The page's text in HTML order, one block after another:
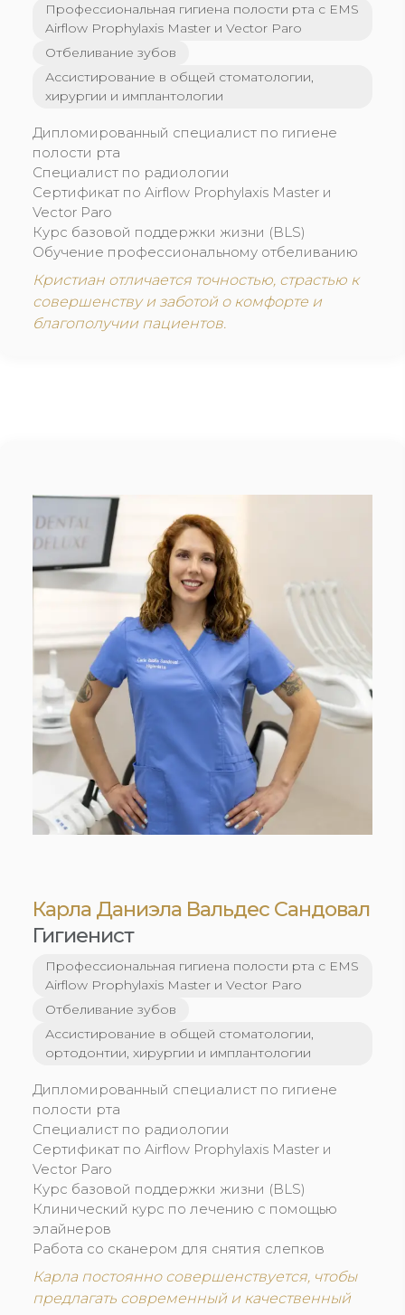
Профессиональная гигиена полости рта с EMS
Airflow Prophylaxis Master и Vector Paro
Отбеливание зубов
Ассистирование в общей стоматологии,
хирургии и имплантологии
Дипломированный специалист по гигиене
полости рта
Специалист по радиологии
Сертификат по Airflow Prophylaxis Master и
Vector Paro
Курс базовой поддержки жизни (BLS)
Обучение профессиональному отбеливанию
Кристиан отличается точностью, страстью к
совершенству и заботой о комфорте и
благополучии пациентов.
Карла Даниэла Вальдеc Сандовал
Гигиенист
Профессиональная гигиена полости рта с EMS
Airflow Prophylaxis Master и Vector Paro
Отбеливание зубов
Ассистирование в общей стоматологии,
ортодонтии, хирургии и имплантологии
Дипломированный специалист по гигиене
полости рта
Специалист по радиологии
Сертификат по Airflow Prophylaxis Master и
Vector Paro
Курс базовой поддержки жизни (BLS)
Клинический курс по лечению с помощью
элайнеров
Работа со сканером для снятия слепков
Карла постоянно совершенствуется, чтобы
предлагать современный и качественный